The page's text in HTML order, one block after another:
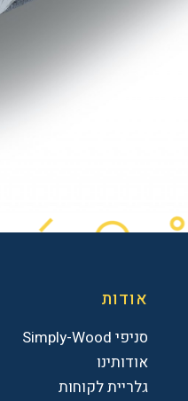
אודות
סניפי Simply-Wood
אודותינו
גלריית לקוחות